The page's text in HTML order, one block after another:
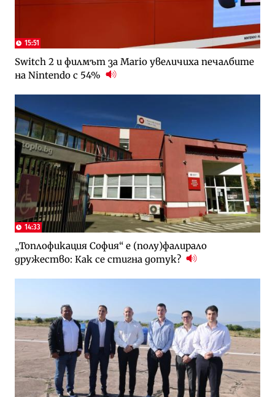
15:51
Switch 2 и филмът за Mario увеличиха печалбите
на Nintendo с 54%
14:33
„Топлофикация София“ e (полу)фалирало
дружество: Как се стигна дотук?